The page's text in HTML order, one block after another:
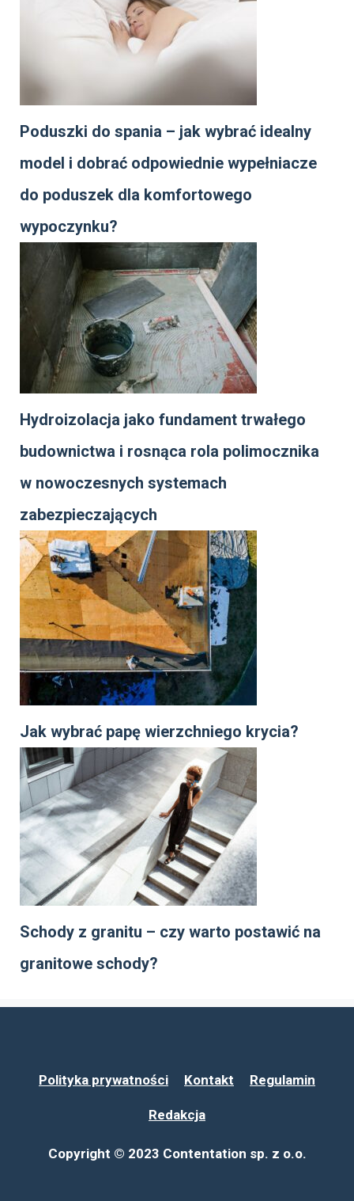
Poduszki do spania – jak wybrać idealny
model i dobrać odpowiednie wypełniacze
do poduszek dla komfortowego
wypoczynku?
Hydroizolacja jako fundament trwałego
budownictwa i rosnąca rola polimocznika
w nowoczesnych systemach
zabezpieczających
Jak wybrać papę wierzchniego krycia?
Schody z granitu – czy warto postawić na
granitowe schody?
Polityka prywatności Kontakt Regulamin
Redakcja
Copyright © 2023 Contentation sp. z o.o.